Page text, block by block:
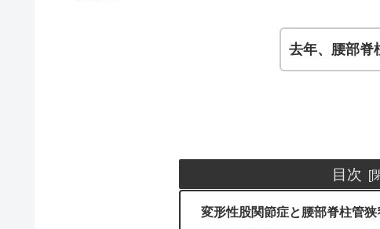
去年、腰部脊
目次
変形性股関節症と腰部脊柱管